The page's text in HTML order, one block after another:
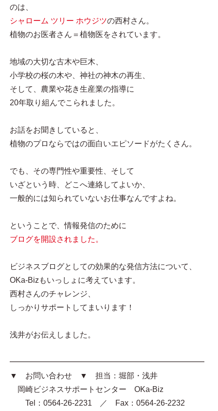
のは、
シャローム ツリー ホウジツの西村さん。
植物のお医者さん＝植物医をされています。
地域の大切な古木や巨木、
小学校の桜の木や、神社の神木の再生、
そして、農業や花き生産業の指導に
20年取り組んでこられました。
お話をお聞きしていると、
植物のプロならではの面白いエピソードがたくさん。
でも、その専門性や重要性、そして
いざという時、どこへ連絡してよいか、
一般的には知られていないお仕事なんですよね。
ということで、情報発信のために
ブログを開設されました。
ビジネスブログとしての効果的な発信方法について、
OKa-Bizもいっしょに考えています。
西村さんのチャレンジ、
しっかりサポートしてまいります！
浅井がお伝えしました。
━━━━━━━━━━━━━━━━━━━━━━━━━
▼ お問い合わせ ▼ 担当：堀部・浅井
岡崎ビジネスサポートセンター OKa-Biz
Tel：0564-26-2231 ／ Fax：0564-26-2232